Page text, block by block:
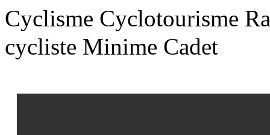
Cyclisme Cyclotourisme
cycliste Minime Cadet